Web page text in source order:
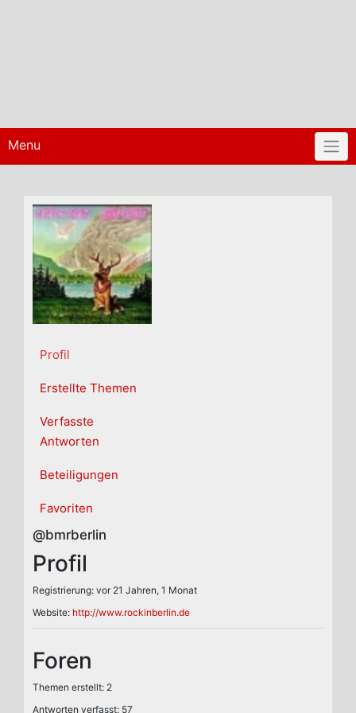
Menu
Profil
Erstellte Themen
Verfasste
Antworten
Beteiligungen
Favoriten
@bmrberlin
Profil
Registrierung: vor 21 Jahren, 1 Monat
Website: http://www.rockinberlin.de
Foren
Themen erstellt: 2
Antworten verfasst: 57